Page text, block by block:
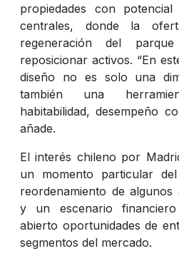
propiedades con
centrales, donde la
regeneración del
reposicionar activos. “En
diseño no es solo una
también una
habitabilidad, desempeño
añade.
El interés chileno por
un momento particular
reordenamiento de algunos
y un escenario
abierto oportunidades de
segmentos del mercado.